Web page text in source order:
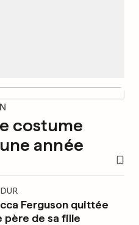
costume
année
Ferguson quittée
père de sa fille